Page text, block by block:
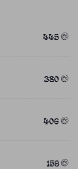
445
380
406
159